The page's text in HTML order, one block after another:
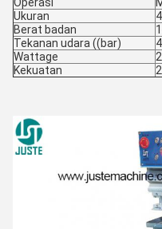
Ukuran
Berat badan
Tekanan udara ((bar)
Wattage
Kekuatan